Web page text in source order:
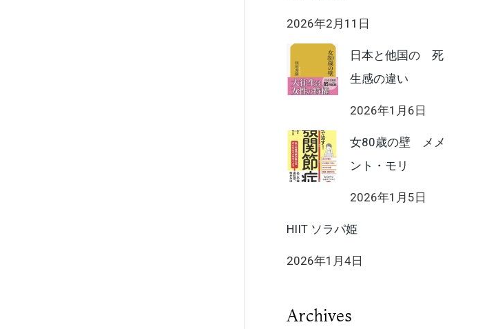
2026年2月11日
日本と他国の 死
生感の違い
2026年1月6日
女80歳の壁 メメ
ント・モリ
2026年1月5日
HIIT ソラパ姫
2026年1月4日
Archives